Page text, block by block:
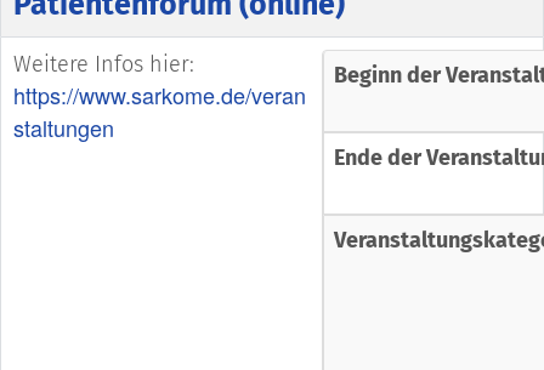
Weitere Infos hier:
https://www.sarkome.de/veran
staltungen
Beginn der
Ende der